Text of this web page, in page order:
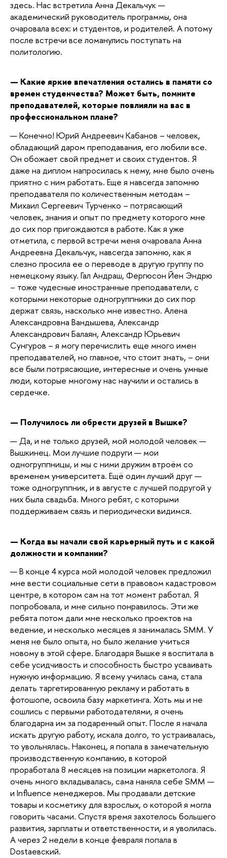
здесь. Нас встретила Анна Декальчук —
академический руководитель программы, она
очаровала всех: и студентов, и родителей. А потому
после встречи все ломанулись поступать на
политологию.
— Какие яркие впечатления остались в памяти со
времен студенчества? Может быть, помните
преподавателей, которые повлияли на вас в
профессиональном плане?
— Конечно! Юрий Андреевич Кабанов – человек,
обладающий даром преподавания, его любили все.
Он обожает свой предмет и своих студентов. Я
даже на диплом напросилась к нему, мне было очень
приятно с ним работать. Еще я навсегда запомню
преподавателя по количественным методам –
Михаил Сергеевич Турченко – потрясающий
человек, знания и опыт по предмету которого мне
до сих пор пригождаются в работе. Как я уже
отметила, с первой встречи меня очаровала Анна
Андреевна Декальчук, навсегда запомню, как я
слезно просила ее о переводе в другую группу по
немецкому языку. Гал Андраш, Фергюсон Йен Эндрю
– тоже чудесные иностранные преподаватели, с
которыми некоторые одногруппники до сих пор
держат связь, насколько мне известно. Алена
Александровна Вандышева, Александр
Александрович Балаян, Александр Юрьевич
Сунгуров – я могу перечислить еще много имен
преподавателей, но главное, что стоит знать, – они
все были потрясающие, интересные и очень умные
люди, которые многому нас научили и остались в
сердечке.
— Получилось ли обрести друзей в Вышке?
— Да, и не только друзей, мой молодой человек —
Вышкинец. Мои лучшие подруги — мои
одногруппницы, и мы с ними дружим втроём со
временем университета. Ещё один лучший друг —
тоже одногруппник, и в августе с лучшей подругой у
них была свадьба. Много ребят, с которыми
поддерживаем связь и периодически видимся.
— Когда вы начали свой карьерный путь и с какой
должности и компании?
—В конце 4 курса мой молодой человек предложил
мне вести социальные сети в правовом кадастровом
центре, в котором сам на тот момент работал. Я
попробовала, и мне сильно понравилось. Эти же
ребята потом дали мне несколько проектов на
ведение, и несколько месяцев я занималась SMM. У
меня не было опыта, но было желание учиться
новому в этой сфере. Благодаря Вышке я воспитала в
себе усидчивость и способность быстро усваивать
нужную информацию. Я всему училась сама, стала
делать таргетированную рекламу и работать в
фотошопе, освоила базу маркетинга. Хоть мы и не
сошлись с первыми работодателями, я очень
благодарна им за подаренный опыт. После я начала
искать другую работу, искала долго, то устраивалась,
то увольнялась. Наконец, я попала в замечательную
производственную компанию, в которой
проработала 8 месяцев на позиции маркетолога. Я
очень много вкладывалась, сама наняла себе SMM —
и Influence менеджеров. Мы продавали детские
товары и косметику для взрослых, о которой я могла
говорить часами. Спустя время захотелось большего
развития, зарплаты и ответственности, и я уволилась.
Ачерез 2 недели в конце февраля попала в
Dostaевский.